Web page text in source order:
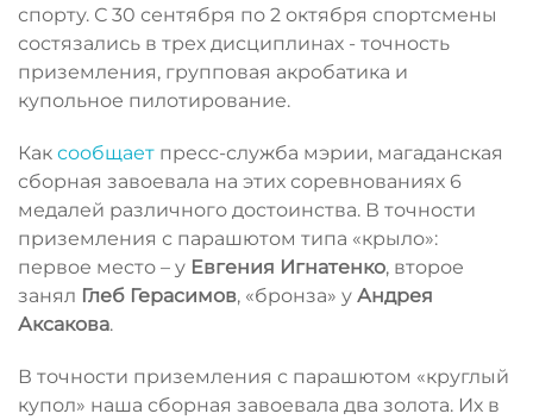
спорту. С 30 сентября по 2 октября спортсмены
состязались в трех дисциплинах - точность
приземления, групповая акробатика и
купольное пилотирование.
Как сообщает пресс-служба мэрии, магаданская
сборная завоевала на этих соревнованиях 6
медалей различного достоинства. В точности
приземления с парашютом типа «крыло»:
первое место – у Евгения Игнатенко, второе
занял Глеб Герасимов, «бронза» у Андрея
Аксакова.
В точности приземления с парашютом «круглый
купол» наша сборная завоевала два золота. Их в